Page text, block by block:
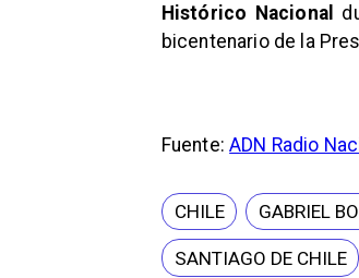
Histórico Nacional
bicentenario de la
Fuente:ADN Radio
CHILE GABRIEL
SANTIAGO DE CHILE